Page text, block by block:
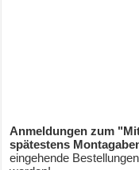
Anmeldungen zum
spätestens
eingehende